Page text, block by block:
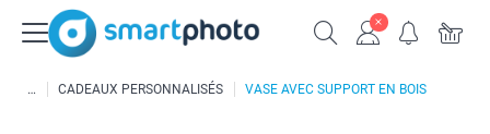
CADEAUX PERSONNALISÉS VASE AVEC SUPPORT EN BOIS